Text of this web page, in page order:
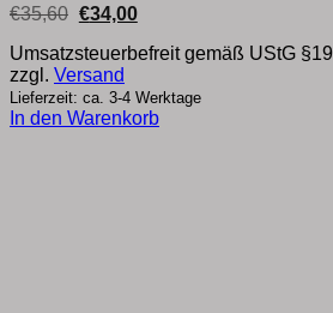
€35,60 Ursprünglicher
war:
€35,60
€34,00Aktueller
ist:
€34,00.
Umsatzsteuerbefreit gemäß UStG §19
zzgl. Versand
Lieferzeit: ca. 3-4 Werktage
In den Warenkorb